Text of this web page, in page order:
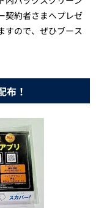
契約者さまへプレゼ
すので、ぜひブース
布！